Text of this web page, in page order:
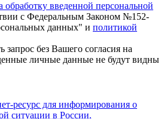
обработку введенной персональной
с Федеральным Законом №152-
данных" и политикой
без Вашего согласия на
личные данные не будут видны